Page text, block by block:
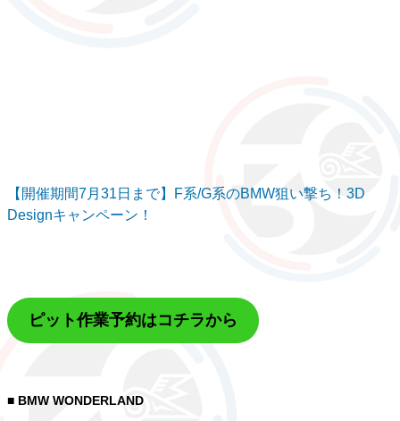
【開催期間7月31日まで】F系/G系のBMW狙い撃ち！3D
Designキャンペーン！
ピット作業予約はコチラから
■ BMW WONDERLAND